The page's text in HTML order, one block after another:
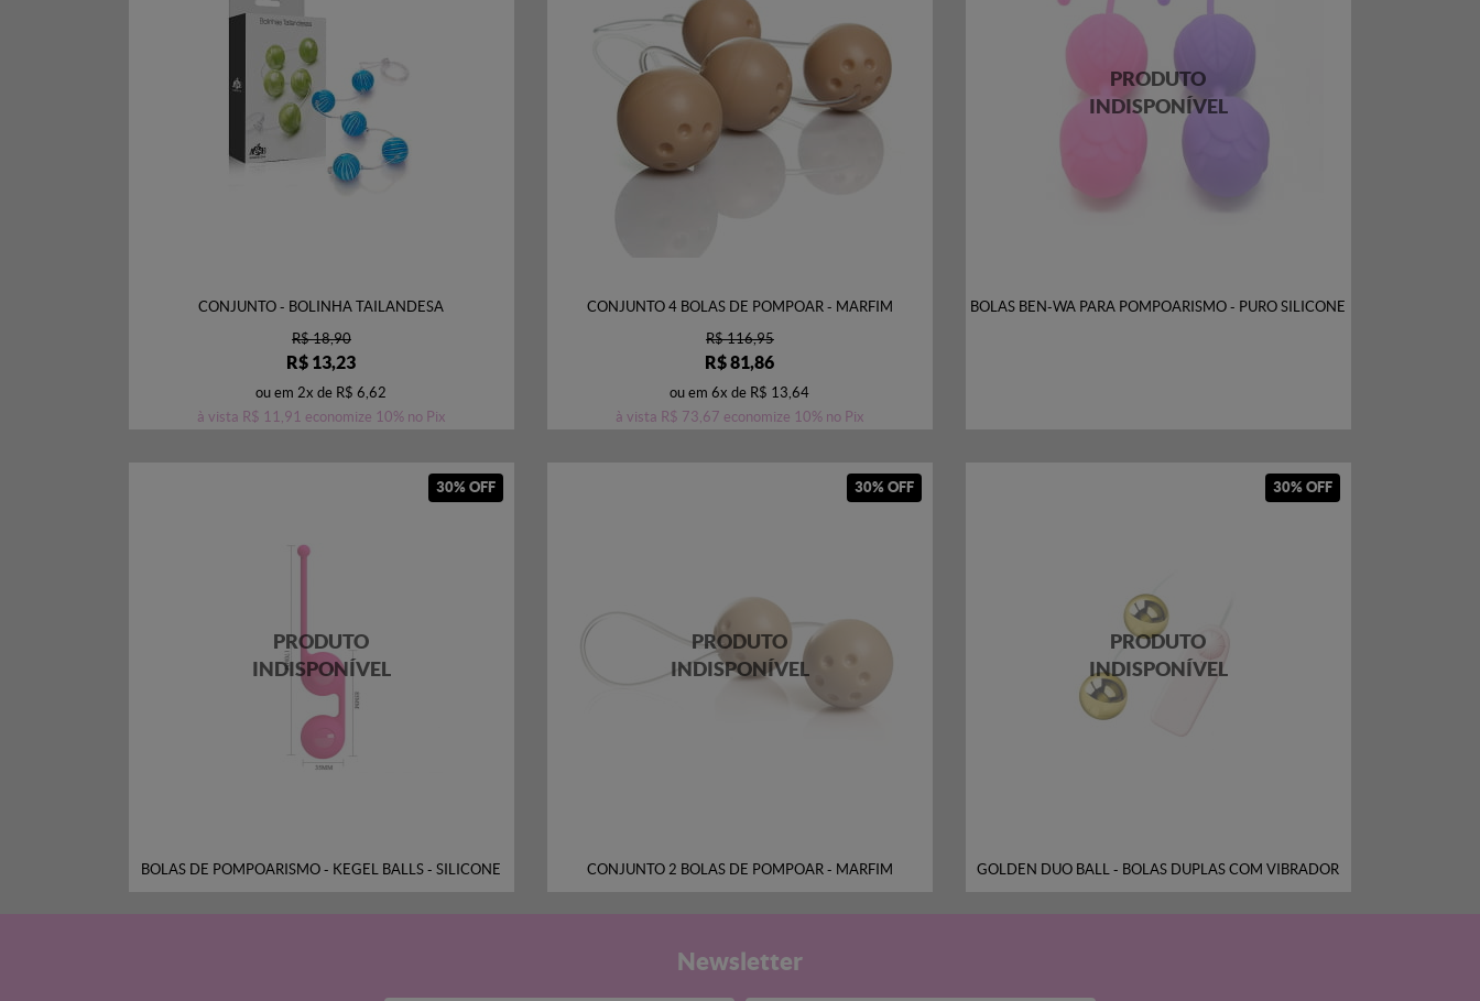
CONJUNTO - BOLINHA TAILANDESA
R$ 18,90
R$ 13,23
ou em 2x de R$ 6,62
à vista R$ 11,91 economize 10% no Pix
CONJUNTO 4 BOLAS DE POMPOAR - MARFIM
R$ 116,95
R$ 81,86
ou em6x de R$ 13,64
à vista R$ 73,67 economize 10% no Pix
BOLAS BEN-WA PARA POMPOARISMO - PURO SILICONE
30% OFF
BOLAS DE POMPOARISMO - KEGEL BALLS - SILICONE
30% OFF
CONJUNTO 2 BOLAS DE POMPOAR - MARFIM
30% OFF
GOLDEN DUO BALL - BOLAS DUPLAS COM VIBRADOR
Newsletter